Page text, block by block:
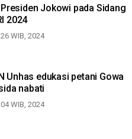
Jokowi pada Sidang
2024
WIB, 2024
Unhas edukasi petani Gowa
nabati
WIB, 2024